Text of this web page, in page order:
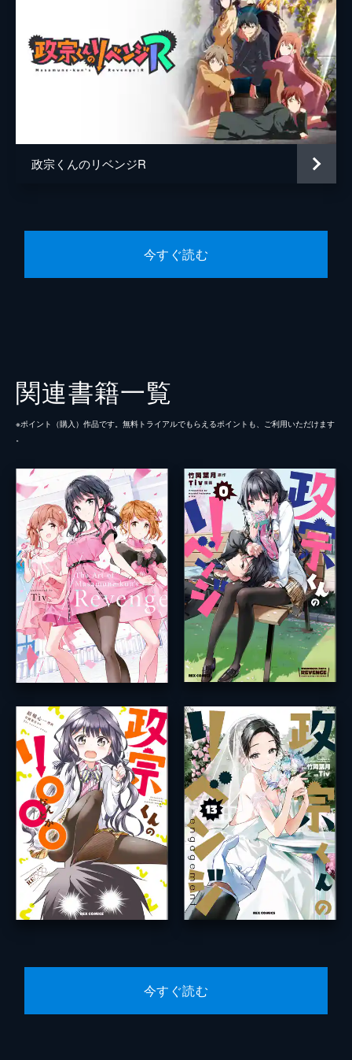
政宗くんのリベンジR
今すぐ読む
関連書籍一覧
※ポイント（購⼊）作品です。無料トライアルでもらえるポイントも、ご利⽤いただけます
今すぐ読む